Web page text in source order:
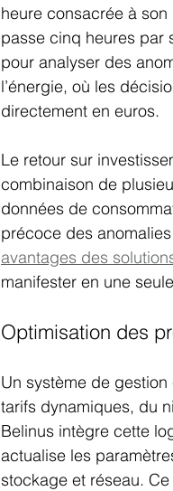
heure consacrée à
passe cinq heures par
pour analyser des
l’énergie, où les
directement en euros.
Le retour sur
combinaison de
données de
précoce des
avantages des
manifester en une
Optimisation des
Un système de
tarifs dynamiques, du
Belinus intègre cette
actualise les
stockage et réseau.